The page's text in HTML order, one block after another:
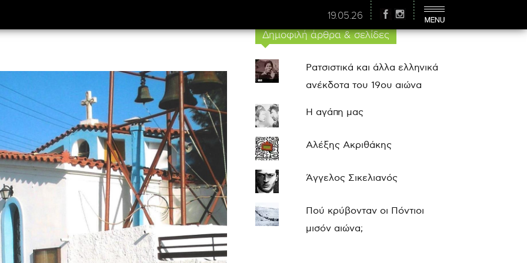
19.05.26
Δημοφιλή άρθρα & σελίδες
Ρατσιστικά και άλλα ελληνικά
ανέκδοτα του 19ου αιώνα
Η αγάπη μας
Αλέξης Ακριθάκης
Άγγελος Σικελιανός
Πού κρύβονταν οι Πόντιοι
μισόν αιώνα;